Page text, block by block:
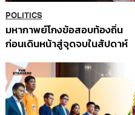
POLITICS
มหากาพย์โกงข้อสอบท้องถิ่น
ก่อนเดินหน้าสู่จุดจบในสัปดาห์